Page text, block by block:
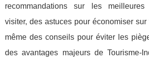
recommandations sur les
visiter, des astuces pour économiser
même des conseils pour éviter les
des avantages majeurs de Tourisme-